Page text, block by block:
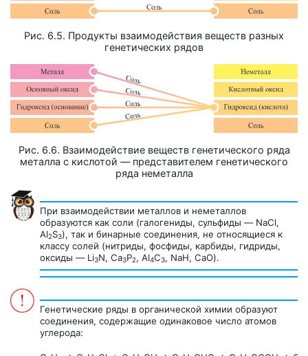
Рис. 6.5. Продукты взаимодействия веществ разных
генетических рядов
Рис. 6.6. Взаимодействие веществ генетического ряда
металла с кислотой — представителем генетического
ряда неметалла
При взаимодействии металлов и неметаллов
образуются как соли (галогениды, сульфиды — NaCl,
Al2S3), так и бинарные соединения, не относящиеся к
классу солей (нитриды, фосфиды, карбиды, гидриды,
оксиды — Li3N, Ca3P2, Al4C3, NaH, CaO).
Генетические ряды в органической химии образуют
соединения, содержащие одинаковое число атомов
углерода: